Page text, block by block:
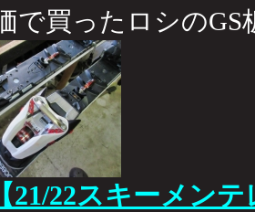
で買ったロシの
21/22スキーメンテ